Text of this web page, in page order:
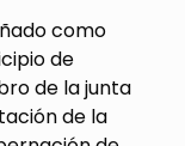
como
de
de la junta
de la